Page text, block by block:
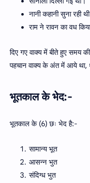
नानी कहानी सुना रही
राम ने रावन का वध
दिए गए वाक्य में बीते हुए समय
पहचान वाक्य के अंत में आये था,
भूतकाल के भेद:-
भूतकाल के (6) छः भेद है:-
सामान्य भूत
आसन्न भुत
संदिग्ध भुत